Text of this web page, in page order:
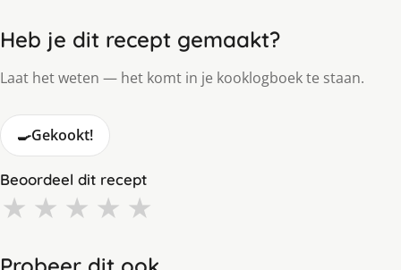
Heb je dit recept gemaakt?
Laat het weten — het komt in je kooklogboek te staan.
🍳Gekookt!
Beoordeel dit recept
★ ★ ★ ★ ★